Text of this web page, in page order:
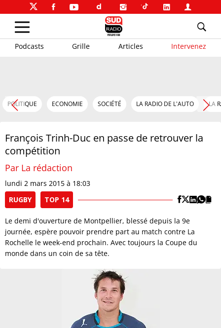
Podcasts Grille Articles Intervenez
POLITIQUE ECONOMIE SOCIÉTÉ LA RADIO DE L'AUTO LA
François Trinh-Duc en passe de retrouver la
compétition
Par La rédaction
lundi 2 mars 2015 à 18:03
RUGBY
TOP 14
Le demi d'ouverture de Montpellier, blessé depuis la 9e
journée, espère pouvoir prendre part au match contre La
Rochelle le week-end prochain. Avec toujours la Coupe du
monde dans un coin de sa tête.